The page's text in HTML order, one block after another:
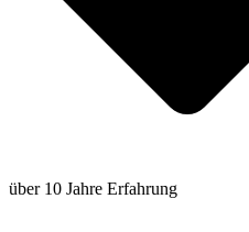
über 10 Jahre Erfahrung